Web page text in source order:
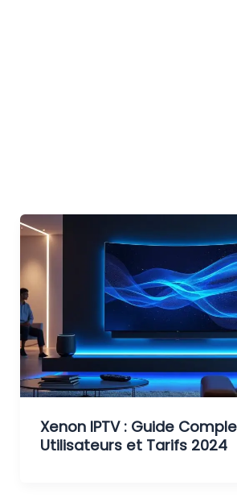
Xenon IPTV : Guide
Utilisateurs et Tarifs 2024